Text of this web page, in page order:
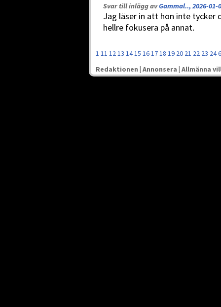
Svar till inlägg avGammal.., 2026-01-
Jag läser in att hon inte tycker
hellre fokusera på annat.
1 11 1213 1415 161718 19 20 21 22 23 24
Redaktionen | Annonsera | Allmänna